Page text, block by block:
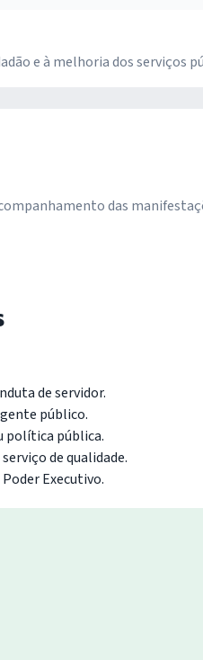
e à melhoria dos serviços
das
de servidor.
público.
política pública.
de qualidade.
Executivo.